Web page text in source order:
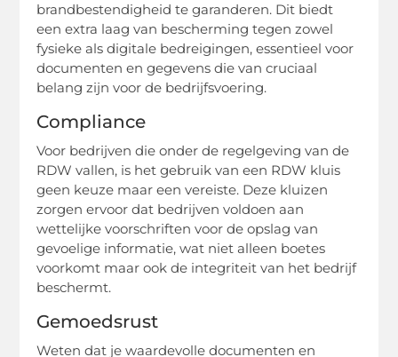
brandbestendigheid te garanderen. Dit biedt
een extra laag van bescherming tegen zowel
fysieke als digitale bedreigingen, essentieel voor
documenten en gegevens die van cruciaal
belang zijn voor de bedrijfsvoering.
Compliance
Voor bedrijven die onder de regelgeving van de
RDW vallen, is het gebruik van een RDW kluis
geen keuze maar een vereiste. Deze kluizen
zorgen ervoor dat bedrijven voldoen aan
wettelijke voorschriften voor de opslag van
gevoelige informatie, wat niet alleen boetes
voorkomt maar ook de integriteit van het bedrijf
beschermt.
Gemoedsrust
Weten dat je waardevolle documenten en